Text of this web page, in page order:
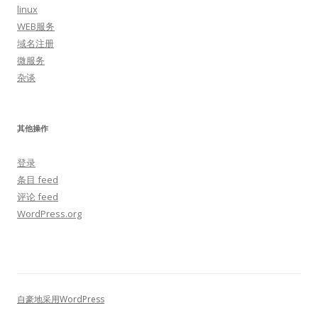
linux
WEB服务
域名注册
微服务
杂谈
其他操作
登录
条目 feed
评论 feed
WordPress.org
自豪地采用WordPress